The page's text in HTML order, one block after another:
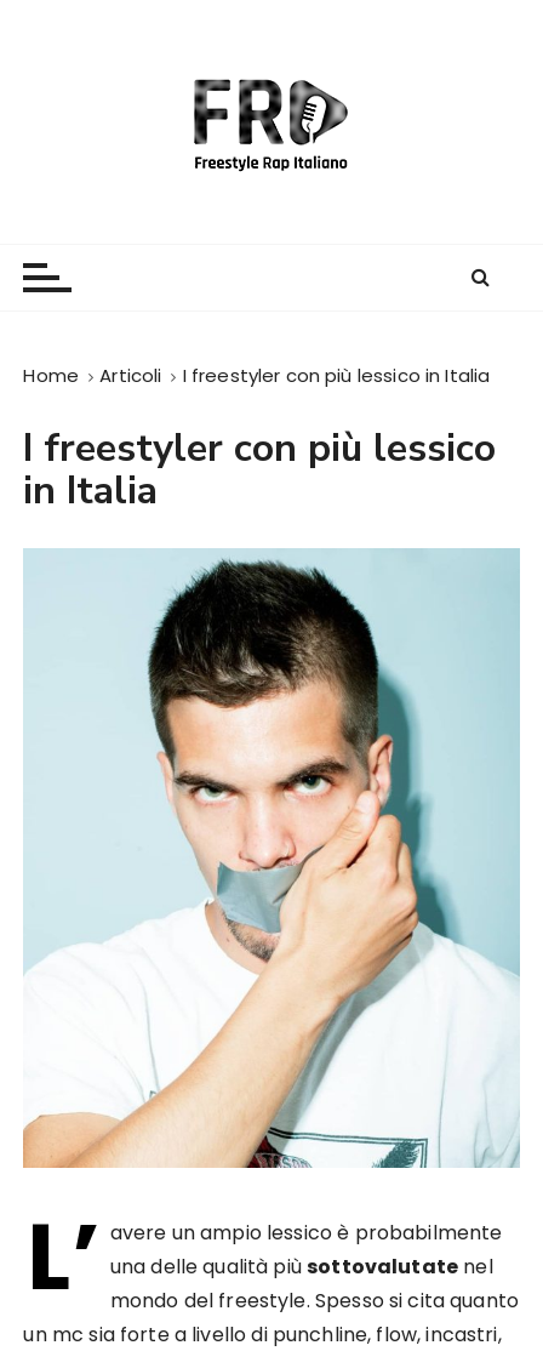
Home Articoli I freestyler con più lessico in Italia
I freestyler con più lessico
in Italia
L’ avere un ampio lessico è probabilmente
una delle qualità piùsottovalutate nel
mondo del freestyle. Spesso si cita quanto
un mc sia forte a livello di punchline, flow, incastri,